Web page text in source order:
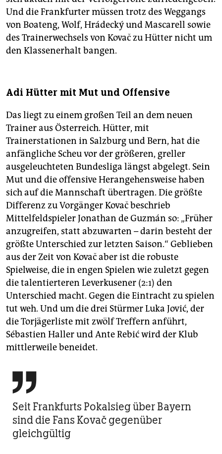
Und die Frankfurter müssen trotz des Weggangs
von Boateng, Wolf, Hrádecký und Mascarell sowie
des Trainerwechsels von Kovač zu Hütter nicht um
den Klassenerhalt bangen.
Adi Hütter mit Mut und Offensive
Das liegt zu einem großen Teil an dem neuen
Trainer aus Österreich. Hütter, mit
Trainerstationen in Salzburg und Bern, hat die
anfängliche Scheu vor der größeren, greller
ausgeleuchteten Bundesliga längst abgelegt. Sein
Mut und die offensive Herangehensweise haben
sich auf die Mannschaft übertragen. Die größte
Differenz zu Vorgänger Kovač beschrieb
Mittelfeldspieler Jonathan de Guzmán so: „Früher
anzugreifen, statt abzuwarten – darin besteht der
größte Unterschied zur letzten Saison.“ Geblieben
aus der Zeit von Kovač aber ist die robuste
Spielweise, die in engen Spielen wie zuletzt gegen
die talentierteren Leverkusener (2:1) den
Unterschied macht. Gegen die Eintracht zu spielen
tut weh. Und um die drei Stürmer Luka Jović, der
die Torjägerliste mit zwölf Treffern anführt,
Sébastien Haller und Ante Rebić wird der Klub
mittlerweile beneidet.

Seit Frankfurts Pokalsieg über Bayern
sind die Fans Kovač gegenüber
gleichgültig